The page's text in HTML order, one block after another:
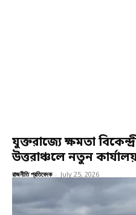
যুক্তরাজ্যে ক্ষমতা
উত্তরাঞ্চলে নতুন
রাজনীতি প্রতিবেদক - July 25, 2026